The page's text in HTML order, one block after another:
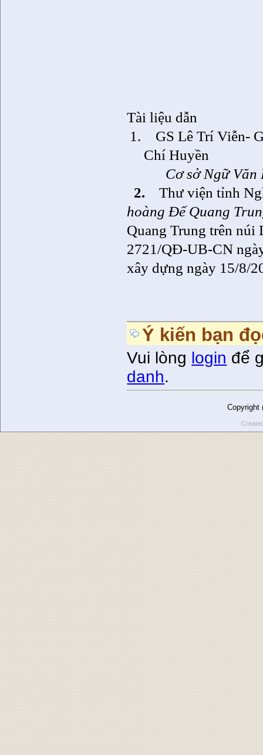
Tài liệu dẫn
1.
GS Lê Trí Viễn-
Chí Huyền
Cơ sở Ngữ Văn
2.
Thư viện tỉnh
hoàng Đế Quang
Quang Trung trên
2721/QĐ-UB-CN
xây dựng ngày 15/8/
Ý kiến bạn
Vui lòng login để
danh.
Copyright